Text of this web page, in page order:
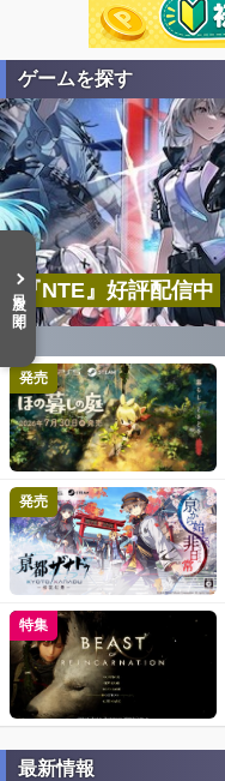
目次を開く
ゲームを探す
『NTE』好評配信中
発売
発売
特集
最新情報